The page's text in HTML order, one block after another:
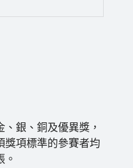
銀、銅及優異獎，
獎項標準的參賽者均
。